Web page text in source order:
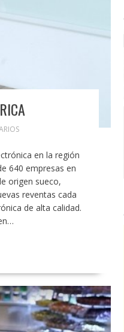
en la región
640 empresas en
origen sueco,
reventas cada
de alta calidad.